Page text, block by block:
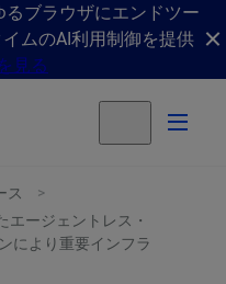
ブラウザにエンドツー
ムのAI利用制御を提供
見る
ス
エージェントレス・
により重要インフラ